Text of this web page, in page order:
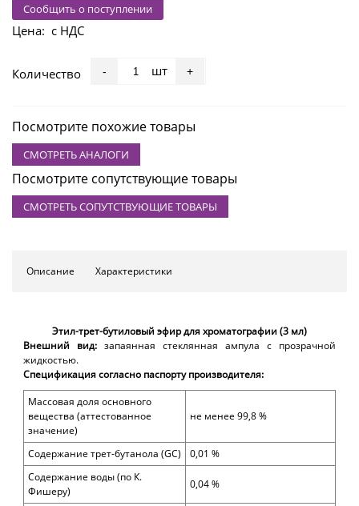
Сообщить о поступлении
Цена: с НДС
Количество - шт +
Посмотрите похожие товары
СМОТРЕТЬ АНАЛОГИ
Посмотрите сопутствующие товары
СМОТРЕТЬ СОПУТСТВУЮЩИЕ ТОВАРЫ
Описание Характеристики
Этил-трет-бутиловый эфир для хроматографии (3 мл)
Внешний вид: запаянная стеклянная ампула с прозрачной
жидкостью.
Спецификация согласно паспорту производителя:
Массовая доля основного
вещества (аттестованное
значение)
не менее 99,8 %
Содержание трет-бутанола (GC)
0,01 %
Содержание воды (по К.
Фишеру)
0,04 %